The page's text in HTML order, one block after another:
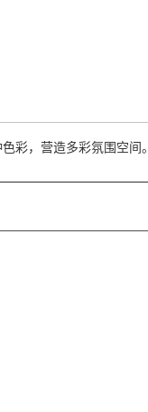
彩，营造多彩氛围空间。